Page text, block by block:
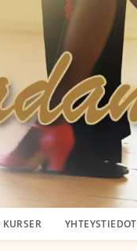
YHTEYSTIEDOT